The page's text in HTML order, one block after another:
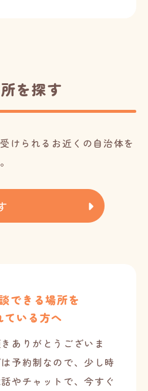
を探す
けられるお近くの自治体を
できる場所を
ている方へ
ありがとうございま
予約制なので、少し時
やチャットで、今すぐ